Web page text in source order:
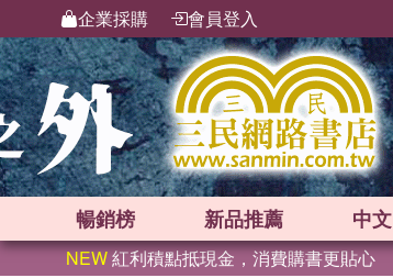
企業採購 會員登入
暢銷榜 新品推薦 中文
NEW紅利積點抵現金，消費購書更貼心